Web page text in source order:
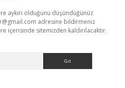
aykırı olduğunu düşündüğünüz
adresine bildirmeniz
içerisinde sitemizden kaldırılacaktır.